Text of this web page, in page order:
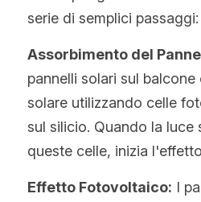
serie di semplici passaggi:
Assorbimento del
pannelli solari sul
solare utilizzando celle
sul silicio. Quando la luce
queste celle, inizia
Effetto Fotovoltaico: I